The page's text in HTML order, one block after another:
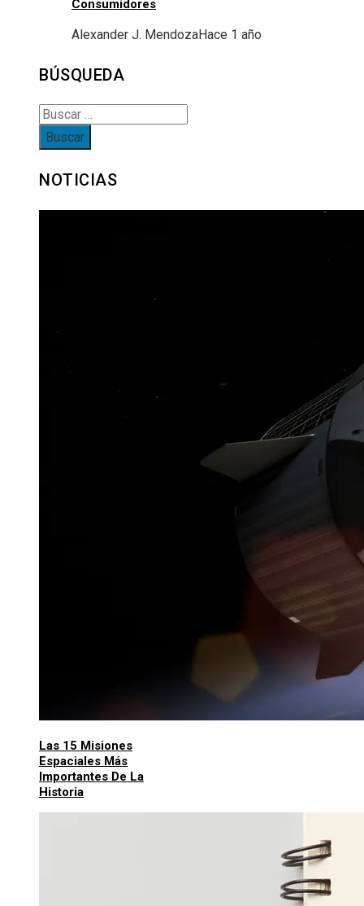
Consumidores
Alexander J. MendozaHace 1 año
BÚSQUEDA
Buscar:
NOTICIAS
Las 15 Misiones
Espaciales Más
Importantes De La
Historia